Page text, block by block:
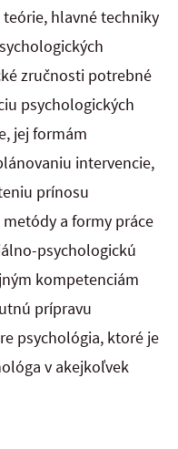
hlavné techniky
zručnosti potrebné
psychologických
jej formám
intervencie,
prínosu
a formy práce
psychologickú
kompetenciám
prípravu
psychológia, ktoré je
v akejkoľvek